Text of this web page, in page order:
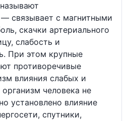
связывает с магнитными
скачки артериального
слабость и
При этом крупные
противоречивые
влияния слабых и
человека не
установлено влияние
спутники,